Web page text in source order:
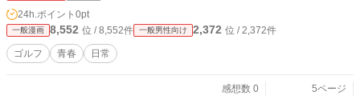
24h.ポイント 0pt
一般漫画 8,552 位 / 8,552件 一般男性向け 2,372 位 / 2,372件
ゴルフ 青春 日常
感想数 0
5ページ